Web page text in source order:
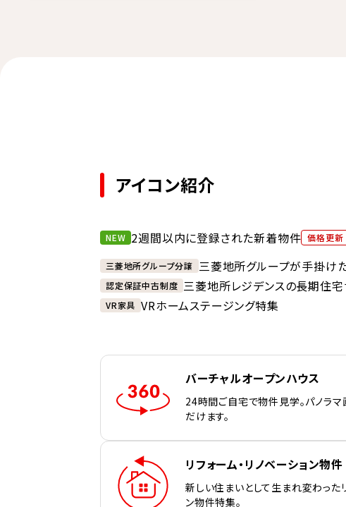
アイコン紹介
NEW 2週間以内に登録された新着物件 価格更新
三菱地所グループ分譲 三菱地所グループが手掛け
認定保証中古制度 三菱地所レジデンスの長期住宅
VR家具 VRホームステージング特集
バーチャルオープンハウス
24時間ご自宅で物件見学。パノラ
だけます。
リフォーム・リノベーション物件
新しい住まいとして生まれ変わった
ン物件特集。